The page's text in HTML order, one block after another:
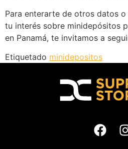
Para enterarte de otros datos
tu interés sobre minidepósitos
en Panamá, te invitamos a
Etiquetado minidepositos